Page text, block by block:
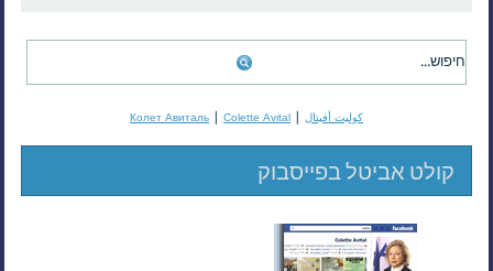
كوليت أفيتال |
Колет Авиталь | Colette Avital
קולט אביטל בפייסבוק